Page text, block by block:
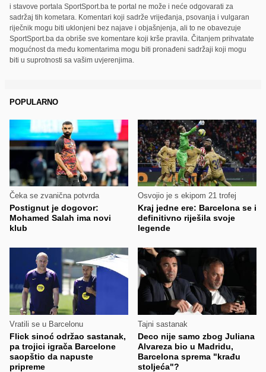
i stavove portala SportSport.ba te portal ne može i neće odgovarati za
sadržaj tih kometara. Komentari koji sadrže vrijeđanja, psovanja i vulgaran
riječnik mogu biti uklonjeni bez najave i objašnjenja, ali to ne obavezuje
SportSport.ba da obriše sve komentare koji krše pravila. Čitanjem prihvatate
mogućnost da među komentarima mogu biti pronađeni sadržaji koji mogu
biti u suprotnosti sa vašim uvjerenjima.
POPULARNO
Čeka se zvanična potvrda
Postignut je dogovor:
Mohamed Salah ima novi
klub
Osvojio je s ekipom 21 trofej
Kraj jedne ere: Barcelona se i
definitivno riješila svoje
legende
Vratili se u Barcelonu
Flick sinoć održao sastanak,
pa trojici igrača Barcelone
saopštio da napuste
pripreme
Tajni sastanak
Deco nije samo zbog Juliana
Alvareza bio u Madridu,
Barcelona sprema "krađu
stoljeća"?